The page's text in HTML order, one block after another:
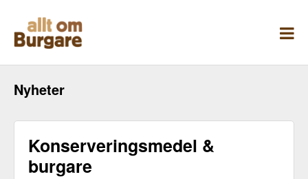
innehåll
Nyheter
Konserveringsmedel &
burgare